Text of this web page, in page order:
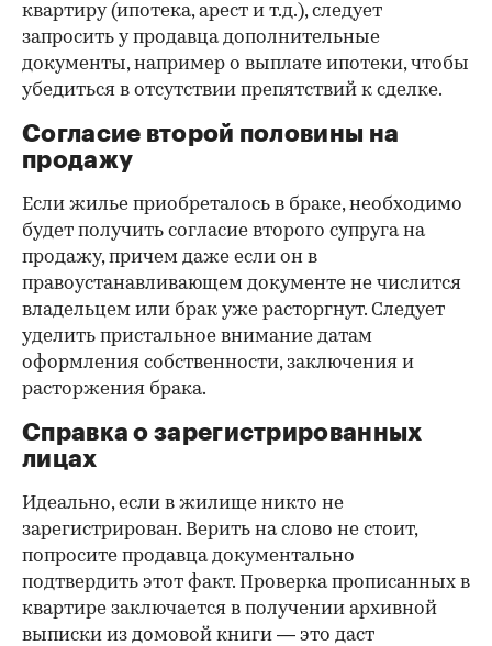
квартиру (ипотека, арест и т.д.), следует
запросить у продавца дополнительные
документы, например о выплате ипотеки, чтобы
убедиться в отсутствии препятствий к сделке.
Согласие второй половины на
продажу
Если жилье приобреталось в браке, необходимо
будет получить согласие второго супруга на
продажу, причем даже если он в
правоустанавливающем документе не числится
владельцем или брак уже расторгнут. Следует
уделить пристальное внимание датам
оформления собственности, заключения и
расторжения брака.
Справка о зарегистрированных
лицах
Идеально, если в жилище никто не
зарегистрирован. Верить на слово не стоит,
попросите продавца документально
подтвердить этот факт. Проверка прописанных в
квартире заключается в получении архивной
выписки из домовой книги — это даст